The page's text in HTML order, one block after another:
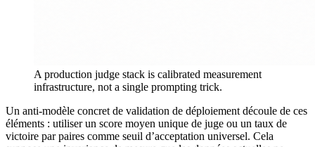
A production judge stack is calibrated measurement
infrastructure, not a single prompting trick.
Un anti-modèle concret de validation de déploiement découle de ces
éléments : utiliser un score moyen unique de juge ou un taux de
victoire par paires comme seuil d’acceptation universel. Cela